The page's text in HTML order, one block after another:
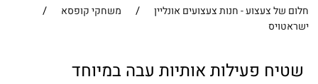
חלום של צעצוע - חנות צעצועים אונליין / משחקי קופסא /
ישראטויס
שטיח פעילות אותיות עבה במיוחד